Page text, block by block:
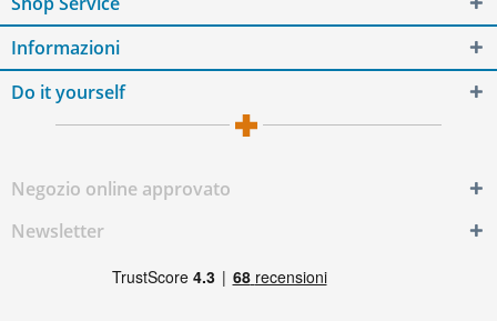
Informazioni
Do it yourself
Negozio online approvato
Newsletter